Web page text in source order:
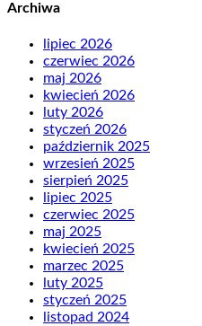
Archiwa
lipiec 2026
czerwiec 2026
maj 2026
kwiecień 2026
luty 2026
styczeń 2026
październik 2025
wrzesień 2025
sierpień 2025
lipiec 2025
czerwiec 2025
maj 2025
kwiecień 2025
marzec 2025
luty 2025
styczeń 2025
listopad 2024